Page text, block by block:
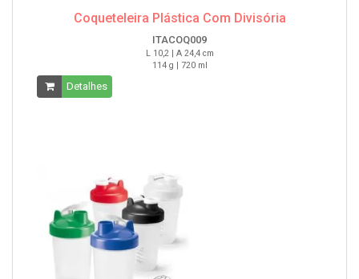
Coqueteleira Plástica Com Divisória
ITACOQ009
L 10,2 | A 24,4 cm
114 g | 720 ml
Detalhes